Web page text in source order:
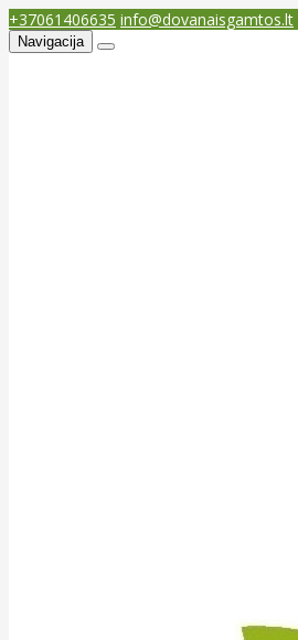
+37061406635 info@dovanaisgamtos.lt
Navigacija